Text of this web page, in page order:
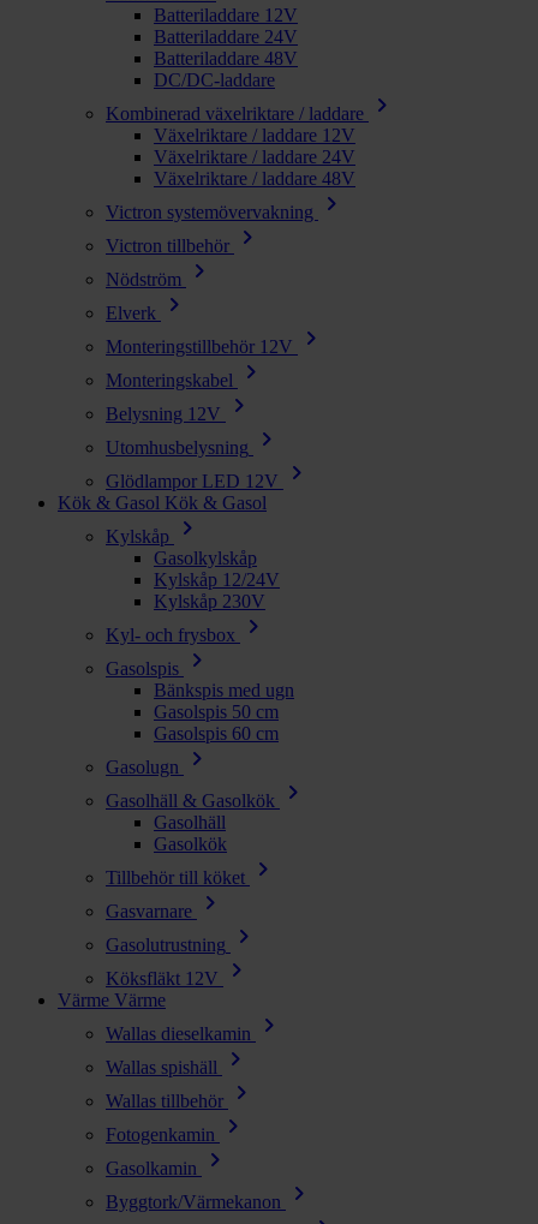
Batteriladdare 12V
Batteriladdare 24V
Batteriladdare 48V
DC/DC-laddare
Kombinerad växelriktare / laddare
chevron_right
Växelriktare / laddare 12V
Växelriktare / laddare 24V
Växelriktare / laddare 48V
Victron systemövervakning
chevron_right
Victron tillbehör chevron_right
Nödström chevron_right
Elverk chevron_right
Monteringstillbehör 12V chevron_right
Monteringskabel chevron_right
Belysning 12V chevron_right
Utomhusbelysning chevron_right
Glödlampor LED 12V chevron_right
Kök & Gasol Kök & Gasol
Kylskåp
chevron_right
Gasolkylskåp
Kylskåp 12/24V
Kylskåp 230V
Kyl- och frysbox
chevron_right
Gasolspis chevron_right
Bänkspis med ugn
Gasolspis 50 cm
Gasolspis 60 cm
Gasolugn
chevron_right
Gasolhäll & Gasolkök chevron_right
Gasolhäll
Gasolkök
Tillbehör till köket
chevron_right
Gasvarnare chevron_right
Gasolutrustning chevron_right
Köksfläkt 12V chevron_right
Värme Värme
Wallas dieselkamin
chevron_right
Wallas spishäll chevron_right
Wallas tillbehör chevron_right
Fotogenkamin chevron_right
Gasolkamin chevron_right
Byggtork/Värmekanon chevron_right